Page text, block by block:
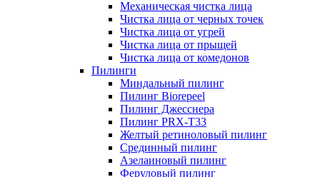
Механическая чистка лица
Чистка лица от черных точек
Чистка лица от угрей
Чистка лица от прыщей
Чистка лица от комедонов
Пилинги
Миндальный пилинг
Пилинг Biorepeel
Пилинг Джесснера
Пилинг PRX-T33
Желтый ретиноловый пилинг
Срединный пилинг
Азелаиновый пилинг
Феруловый пилинг